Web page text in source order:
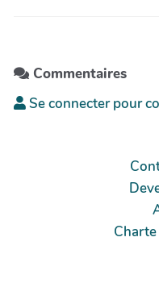
Commentaires
Se connecter pour